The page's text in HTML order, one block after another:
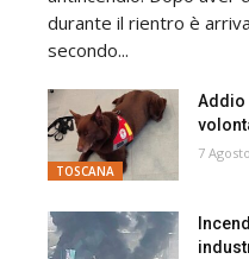
durante il rientro è
secondo...
TOSCANA
Addio
7